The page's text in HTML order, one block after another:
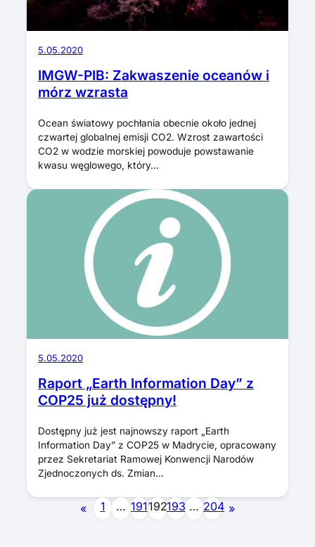
5.05.2020
IMGW-PIB: Zakwaszenie oceanów i
mórz wzrasta
Ocean światowy pochłania obecnie około jednej
czwartej globalnej emisji CO2. Wzrost zawartości
CO2 w wodzie morskiej powoduje powstawanie
kwasu węglowego, który…
5.05.2020
Raport „Earth Information Day” z
COP25 już dostępny!
Dostępny już jest najnowszy raport „Earth
Information Day” z COP25 w Madrycie, opracowany
przez Sekretariat Ramowej Konwencji Narodów
Zjednoczonych ds. Zmian…
« 1 … 191192193 … 204 »